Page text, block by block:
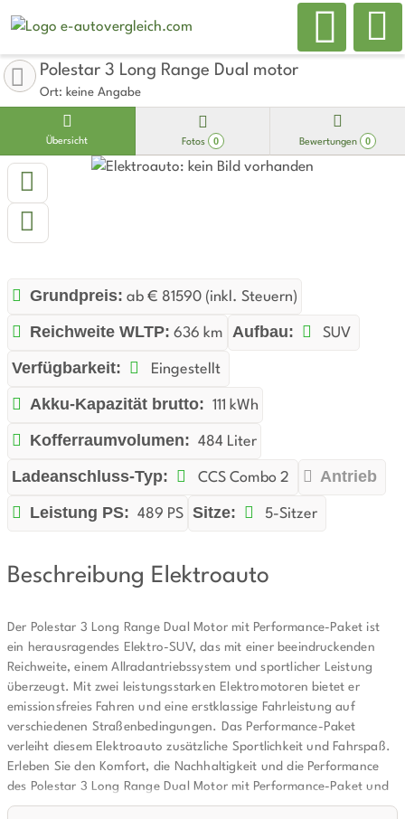
Polestar 3 Long Range Dual motor
Ort: keine Angabe
Übersicht Fotos 0 Bewertungen 0
Grundpreis: ab € 81590 (inkl. Steuern)
Reichweite WLTP: 636 km Aufbau: SUV
Verfügbarkeit: Eingestellt
Akku-Kapazität brutto: 111 kWh
Kofferraumvolumen: 484 Liter
Ladeanschluss-Typ: CCS Combo 2
Antrieb
Leistung PS: 489 PS Sitze: 5-Sitzer
Beschreibung Elektroauto
Der Polestar 3 Long Range Dual Motor mit Performance-Paket ist
ein herausragendes Elektro-SUV, das mit einer beeindruckenden
Reichweite, einem Allradantriebssystem und sportlicher Leistung
überzeugt. Mit zwei leistungsstarken Elektromotoren bietet er
emissionsfreies Fahren und eine erstklassige Fahrleistung auf
verschiedenen Straßenbedingungen. Das Performance-Paket
verleiht diesem Elektroauto zusätzliche Sportlichkeit und Fahrspaß.
Erleben Sie den Komfort, die Nachhaltigkeit und die Performance
des Polestar 3 Long Range Dual Motor mit Performance-Paket und
entdecken Sie eine erstklassige Option für umweltbewusstes und